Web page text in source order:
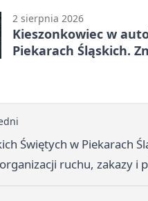
2 sierpnia 2026
Kieszonkowiec w
Piekarach Śląskich.
Świętych w Piekarach
ruchu, zakazy i